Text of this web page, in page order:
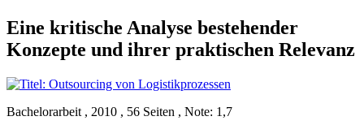
Eine kritische Analyse bestehender
Konzepte und ihrer praktischen Relevanz
Bachelorarbeit , 2010 , 56 Seiten , Note: 1,7